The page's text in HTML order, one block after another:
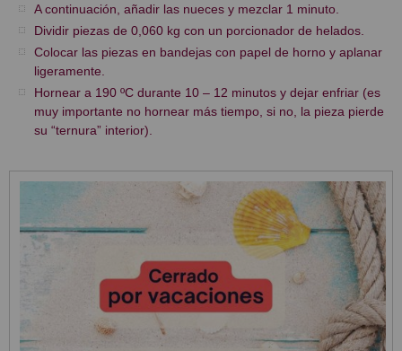
A continuación, añadir las nueces y mezclar 1 minuto.
Dividir piezas de 0,060 kg con un porcionador de helados.
Colocar las piezas en bandejas con papel de horno y aplanar
ligeramente.
Hornear a 190 ºC durante 10 – 12 minutos y dejar enfriar (es
muy importante no hornear más tiempo, si no, la pieza pierde
su “ternura” interior).